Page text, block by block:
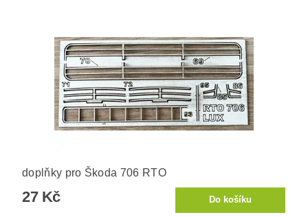
doplňky pro Škoda 706 RTO
27 Kč